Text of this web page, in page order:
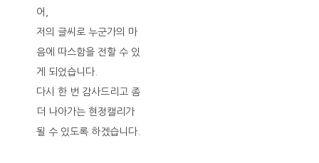
어,
저의 글씨로 누군가의 마
음에 따스함을 전할 수 있
게 되었습니다.
다시 한 번 감사드리고 좀
더 나아가는 현정캘리가
될 수 있도록 하겠습니다.